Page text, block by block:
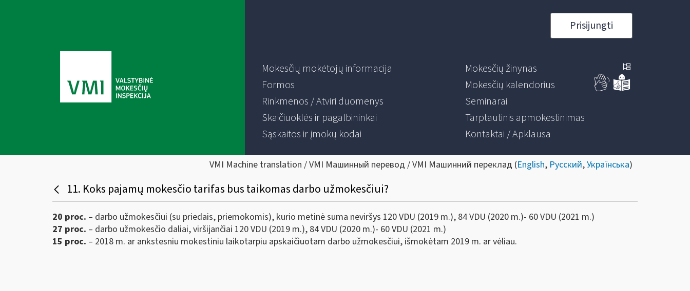
Prisijungti
Mokesčių mokėtojų informacija
Formos
Rinkmenos / Atviri duomenys
Skaičiuoklės ir pagalbininkai
Sąskaitos ir įmokų kodai
Mokesčių žinynas
Mokesčių kalendorius
Seminarai
Tarptautinis apmokestinimas
Kontaktai / Apklausa
VMI Machine translation / VMI Машинный перевод / VMI Машинний переклад (English, Русский,Українська)
11. Koks pajamų mokesčio tarifas bus taikomas darbo užmokesčiui?
20 proc. – darbo užmokesčiui (su priedais, priemokomis), kurio metinė suma neviršys 120 VDU (2019 m.), 84 VDU (2020 m.)- 60 VDU (2021 m.)
27 proc. – darbo užmokesčio daliai, viršijančiai 120 VDU (2019 m.), 84 VDU (2020 m.)- 60 VDU (2021 m.)
15 proc. – 2018 m. ar ankstesniu mokestiniu laikotarpiu apskaičiuotam darbo užmokesčiui, išmokėtam 2019 m. ar vėliau.